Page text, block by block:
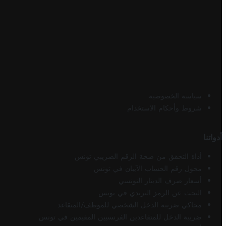
سياسة الخصوصية
شروط وأحكام الاستخدام
أدواتنا
أداة التحقق من صحة الرقم الضريبي تونس
محول رقم الحساب الآيبان في تونس
أسعار صرف الدينار التونسي
البحث عن الرمز البريدي في تونس
محاكي ضريبة الدخل الشخصي للموظف/المتقاعد
ضريبة الدخل للمتقاعدين الفرنسيين المقيمين في تونس